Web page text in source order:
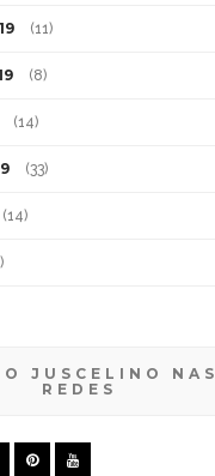
(11)
(8)
(14)
(33)
(14)
JUSCELINO NAS
REDES